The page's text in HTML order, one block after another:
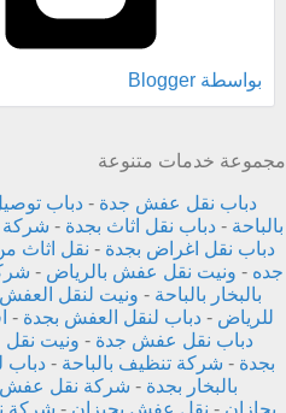
بواسطة Blogger
مجموعة خدمات متنوعة
دباب نقل عفش جدة -دباب
بالباحة -دباب نقل اثاث بجدة - شركة
دباب نقل اغراض بجدة - نقل اثاث
جده - ونيت نقل عفش بالرياض -
بالبخار بالباحة - ونيت لنقل العفش
للرياض - دباب لنقل العفش بجدة -
دباب نقل عفش جدة - ونيت
بجدة - شركة تنظيف بالباحة - دباب
بالبخار بجدة - شركة نقل عفش